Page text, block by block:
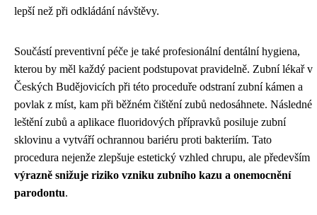
lepší než při odkládání návštěvy.
Součástí preventivní péče je také profesionální dentální hygiena,
kterou by měl každý pacient podstupovat pravidelně. Zubní lékař v
Českých Budějovicích při této proceduře odstraní zubní kámen a
povlak z míst, kam při běžném čištění zubů nedosáhnete. Následné
leštění zubů a aplikace fluoridových přípravků posiluje zubní
sklovinu a vytváří ochrannou bariéru proti bakteriím. Tato
procedura nejenže zlepšuje estetický vzhled chrupu, ale především
výrazně snižuje riziko vzniku zubního kazu a onemocnění
parodontu.